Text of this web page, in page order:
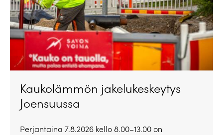
Kaukolämmön jakelukeskeytys
Joensuussa
Perjantaina 7.8.2026 kello 8.00–13.00 on